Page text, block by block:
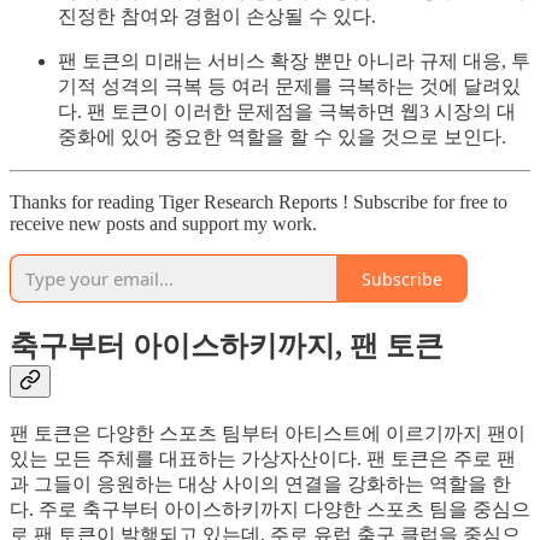
진정한 참여와 경험이 손상될 수 있다.
팬 토큰의 미래는 서비스 확장 뿐만 아니라 규제 대응, 투
기적 성격의 극복 등 여러 문제를 극복하는 것에 달려있
다. 팬 토큰이 이러한 문제점을 극복하면 웹3 시장의 대
중화에 있어 중요한 역할을 할 수 있을 것으로 보인다.
Thanks for reading Tiger Research Reports ! Subscribe for free to
receive new posts and support my work.
Subscribe
축구부터 아이스하키까지, 팬 토큰
팬 토큰은 다양한 스포츠 팀부터 아티스트에 이르기까지 팬이
있는 모든 주체를 대표하는 가상자산이다. 팬 토큰은 주로 팬
과 그들이 응원하는 대상 사이의 연결을 강화하는 역할을 한
다. 주로 축구부터 아이스하키까지 다양한 스포츠 팀을 중심으
로 팬 토큰이 발행되고 있는데, 주로 유럽 축구 클럽을 중심으